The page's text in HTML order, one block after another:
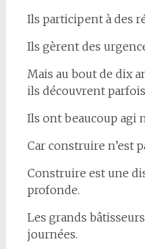
Ils participent à des
Ils gèrent des
Mais au bout de dix
ils découvrent
Ils ont beaucoup agi
Car construire n’est
Construire est une
profonde.
Les grands
journées.